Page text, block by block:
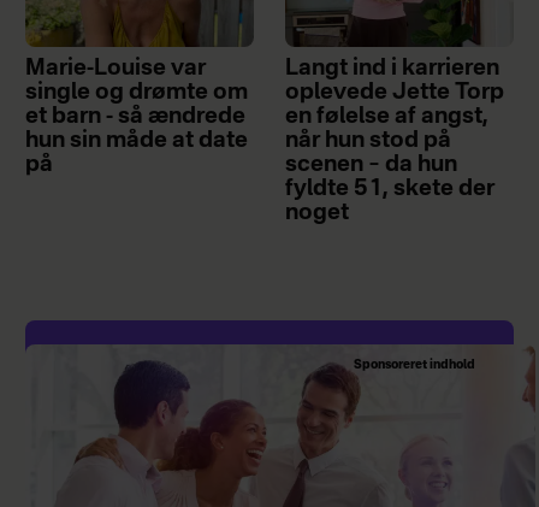
Marie-Louise var
single og drømte om
et barn - så ændrede
hun sin måde at date
på
Langt ind i karrieren
oplevede Jette Torp
en følelse af angst,
når hun stod på
scenen – da hun
fyldte 51, skete der
noget
Sponsoreret indhold